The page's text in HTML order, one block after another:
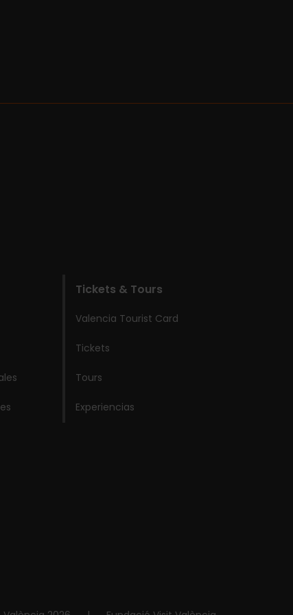
Tickets & Tours
Valencia Tourist Card
Tickets
Tours
Experiencias